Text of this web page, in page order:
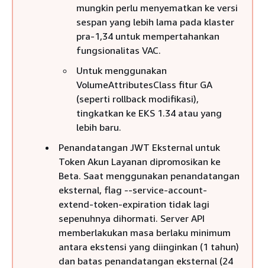
mungkin perlu menyematkan ke versi
sespan yang lebih lama pada klaster
pra-1,34 untuk mempertahankan
fungsionalitas VAC.
Untuk menggunakan
VolumeAttributesClass fitur GA
(seperti rollback modifikasi),
tingkatkan ke EKS 1.34 atau yang
lebih baru.
Penandatangan JWT Eksternal untuk
Token Akun Layanan dipromosikan ke
Beta. Saat menggunakan penandatangan
eksternal, flag --service-account-
extend-token-expiration tidak lagi
sepenuhnya dihormati. Server API
memberlakukan masa berlaku minimum
antara ekstensi yang diinginkan (1 tahun)
dan batas penandatangan eksternal (24